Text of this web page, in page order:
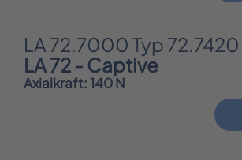
LA 72.7000 Typ 72.7420
LA 72 - Captive
Axialkraft: 140 N